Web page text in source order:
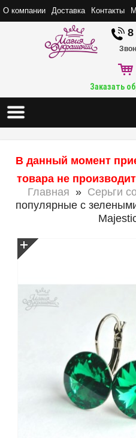
О компании Доставка Контакты
8
Заказать
В данный момент
товара не
Главная » Серьги
популярные с